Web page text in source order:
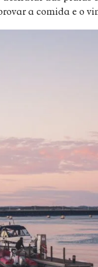
a comida e o